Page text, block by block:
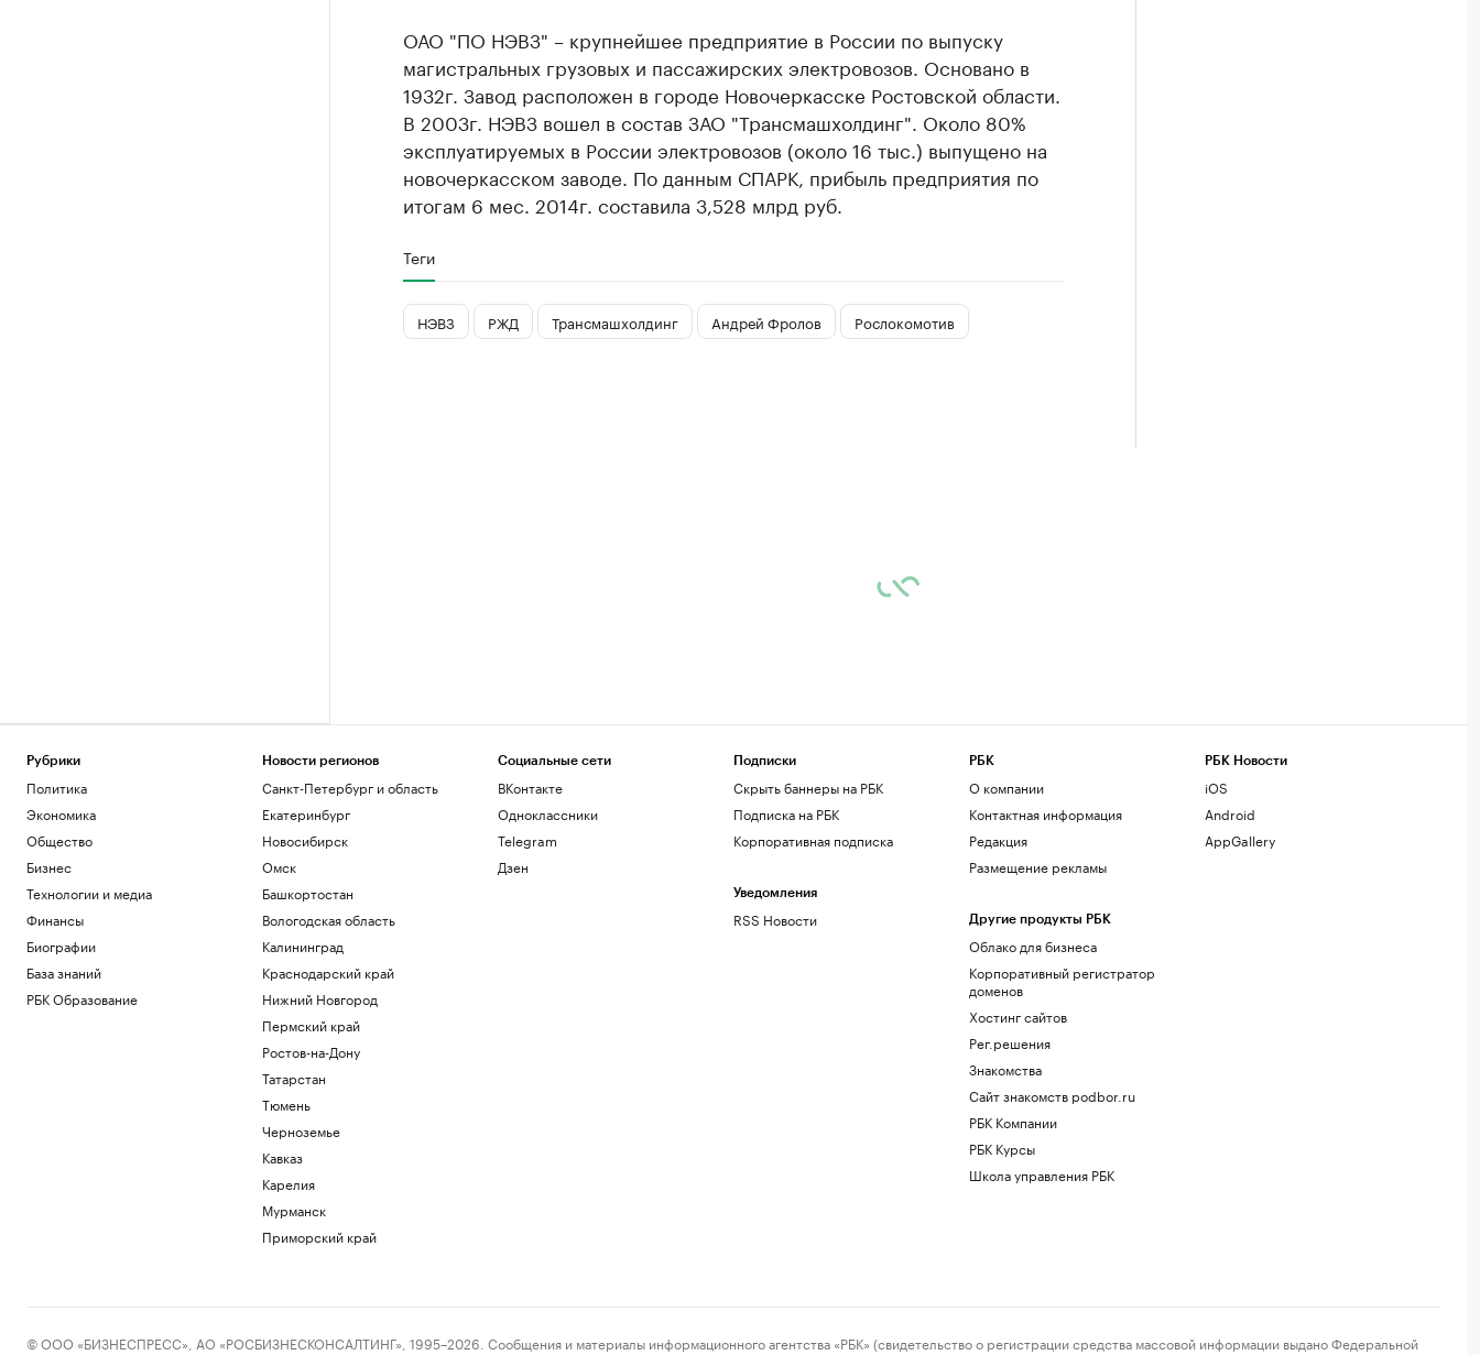
ОАО "ПО НЭВЗ" – крупнейшее предприятие в России по выпуску
магистральных грузовых и пассажирских электровозов. Основано в
1932г. Завод расположен в городе Новочеркасске Ростовской области.
В 2003г. НЭВЗ вошел в состав ЗАО "Трансмашхолдинг". Около 80%
эксплуатируемых в России электровозов (около 16 тыс.) выпущено на
новочеркасском заводе. По данным СПАРК, прибыль предприятия по
итогам 6 мес. 2014г. составила 3,528 млрд руб.
Теги
НЭВЗ РЖД Трансмашхолдинг Андрей Фролов Рослокомотив
Рубрики
Политика
Экономика
Общество
Бизнес
Технологии и медиа
Финансы
Биографии
База знаний
РБК Образование
Новости регионов
Санкт-Петербург и область
Екатеринбург
Новосибирск
Омск
Башкортостан
Вологодская область
Калининград
Краснодарский край
Нижний Новгород
Пермский край
Ростов-на-Дону
Татарстан
Тюмень
Черноземье
Кавказ
Карелия
Мурманск
Приморский край
Социальные сети
ВКонтакте
Одноклассники
Telegram
Дзен
Подписки
Скрыть баннеры на РБК
Подписка на РБК
Корпоративная подписка
Уведомления
RSS Новости
РБК
О компании
Контактная информация
Редакция
Размещение рекламы
Другие продукты РБК
Облако для бизнеса
Корпоративный регистратор
доменов
Хостинг сайтов
Рег.решения
Знакомства
Сайт знакомств podbor.ru
РБК Компании
РБК Курсы
Школа управления РБК
РБК Новости
iOS
Android
AppGallery
© ООО «БИЗНЕСПРЕСС», АО «РОСБИЗНЕСКОНСАЛТИНГ», 1995–2026. Сообщения и материалы информационного агентства «РБК» (свидетельство о регистрации средства массовой информации выдано Федеральной